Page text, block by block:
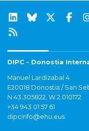
DIPC - Donostia
Manuel Lardizabal 4
E20018 Donostia / San
N 43.305822, W 2.010172
+34 943 01 57 61
dipcinfo@ehu.eus